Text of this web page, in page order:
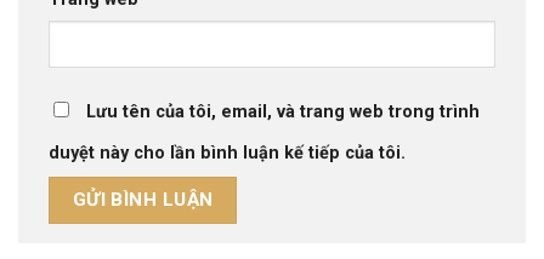
Lưu tên của tôi, email, và trang web trong trình
duyệt này cho lần bình luận kế tiếp của tôi.